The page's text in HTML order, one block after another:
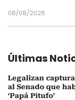
08/08/2026
Últimas
Legalizan
al Senado que
‘Papá Pitufo’